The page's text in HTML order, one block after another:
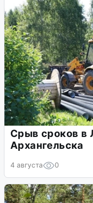
Срыв сроков в
Архангельска
4 августа 0